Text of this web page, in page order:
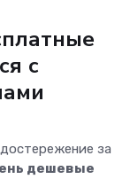
с
за
дешевые